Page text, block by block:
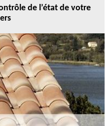
de l’état de votre